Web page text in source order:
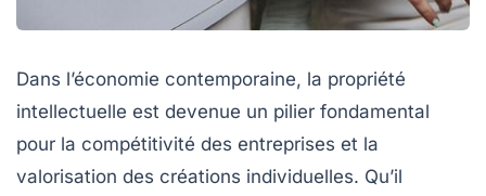
Dans l’économie contemporaine, la propriété
intellectuelle est devenue un pilier fondamental
pour la compétitivité des entreprises et la
valorisation des créations individuelles. Qu’il